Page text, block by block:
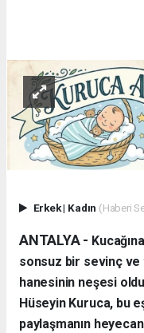
Erkek| Kadın (Haberi
ANTALYA - ​
sonsuz bir sevinç ve
hanesinin neşesi
Hüseyin Kuruca, bu
paylaşmanın